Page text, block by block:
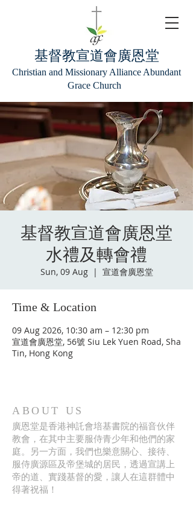
基督教宣道會廣恩堂
Christian and Missionary Alliance Abundant
Grace Church
基督教宣道會廣恩堂
水禮及轉會禮
Sun, 09 Aug
  |
宣道會廣恩堂
Time & Location
09 Aug 2026, 10:30 am – 12:30 pm
宣道會廣恩堂, 56號 Siu Lek Yuen Road, Sha
Tin, Hong Kong
ABOUT US
廣恩堂是香港神託會培基書院的福音伙伴
教會，在其中主要服侍青少年和他們的家
庭。另一方面，我們也樂意關心、接待、
服侍廣源區及帝堡城的居民，透過宣講上
帝的道、實踐基督的愛，讓人在這群體中
得著祝福！